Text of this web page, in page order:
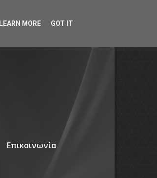
Επικοινωνία
LEARN MORE GOT IT